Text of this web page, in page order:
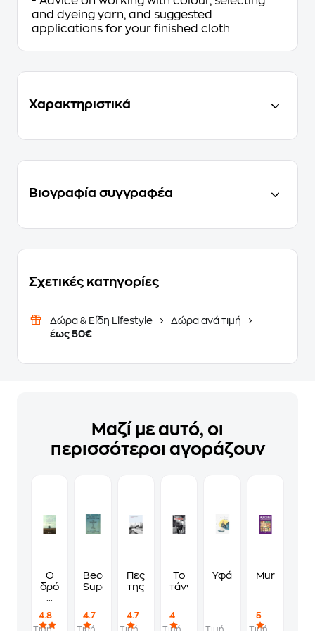
and dyeing yarn, and suggested
applications for your finished cloth
Χαρακτηριστικά
Βιογραφία συγγραφέα
Σχετικές κατηγορίες
Δώρα & Είδη Lifestyle
Δώρα ανά τιμή
έως 50€
Μαζί με αυτό, οι
περισσότεροι αγοράζουν
Ο
δρόμος
ο
ταξιδεμένος
4.8
Becoming
Supernatural
4.7
Πες
της
4.7
Το
τάνγκο
4
Υφάντρα Murdoku
5